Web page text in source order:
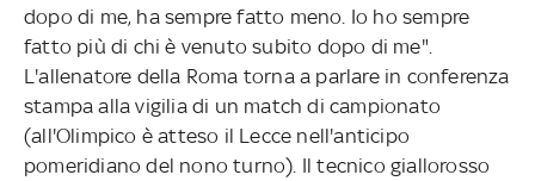
dopo di me, ha sempre fatto meno. Io ho sempre
fatto più di chi è venuto subito dopo di me".
L'allenatore della Roma torna a parlare in conferenza
stampa alla vigilia di un match di campionato
(all'Olimpico è atteso il Lecce nell'anticipo
pomeridiano del nono turno). Il tecnico giallorosso